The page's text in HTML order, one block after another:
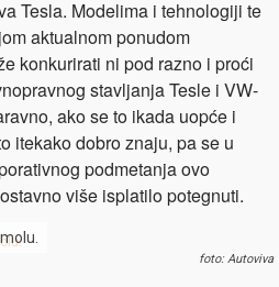
Tesla. Modelima i tehnologiji te
aktualnom ponudom
konkurirati ni pod razno i proći
stavljanja Tesle i VW-
ako se to ikada uopće i
itekako dobro znaju, pa se u
podmetanja ovo
više isplatilo potegnuti.
foto: Autoviva